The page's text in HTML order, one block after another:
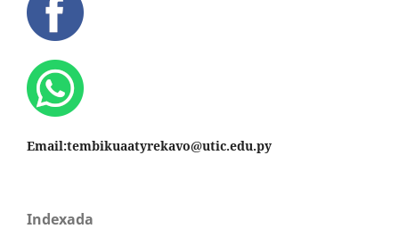
Email:tembikuaatyrekavo@utic.edu.py
Indexada